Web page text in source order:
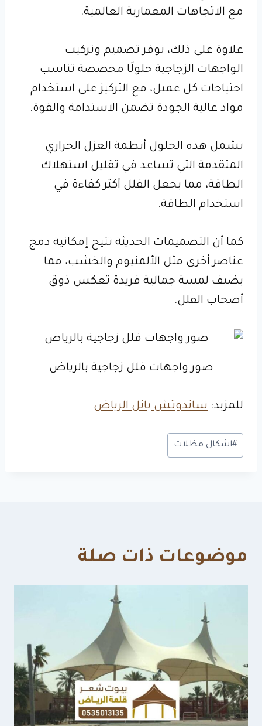
مع الاتجاهات المعمارية العالمية.
علاوة على ذلك، نوفر تصميم وتركيب
الواجهات الزجاجية حلولًا مخصصة تناسب
احتياجات كل عميل، مع التركيز على استخدام
مواد عالية الجودة تضمن الاستدامة والقوة.
تشمل هذه الحلول أنظمة العزل الحراري
المتقدمة التي تساعد في تقليل استهلاك
الطاقة، مما يجعل الفلل أكثر كفاءة في
استخدام الطاقة.
كما أن التصميمات الحديثة تتيح إمكانية دمج
عناصر أخرى مثل الألمنيوم والخشب، مما
يضيف لمسة جمالية فريدة تعكس ذوق
أصحاب الفلل.
صور واجهات فلل زجاجية بالرياض
للمزيد: ساندوتش بانل الرياض
وسوم
المقال:
#اشكال مظلات
موضوعات ذات صلة